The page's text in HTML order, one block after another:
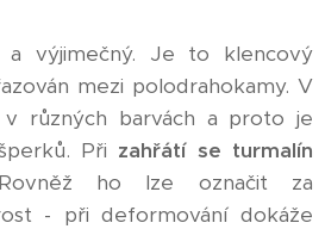
a výjimečný. Je to klencový
mezi polodrahokamy. V
různých barvách a proto je
Při zahřátí se turmalín
ho lze označit za
- při deformování dokáže